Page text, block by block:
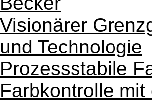
Visionärer
und Technologie
Prozessstabile
Farbkontrolle